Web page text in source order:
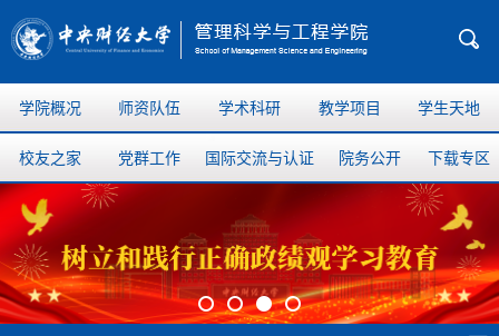
学院概况 师资队伍 学术科研 教学项目 学生天地
校友之家 党群工作 国际交流与认证 院务公开 下载专区